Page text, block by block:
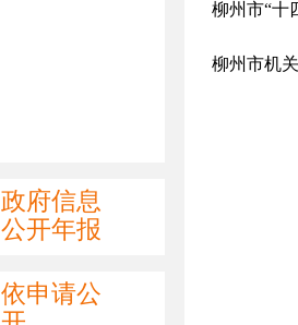
政府信息
公开年报
依申请公